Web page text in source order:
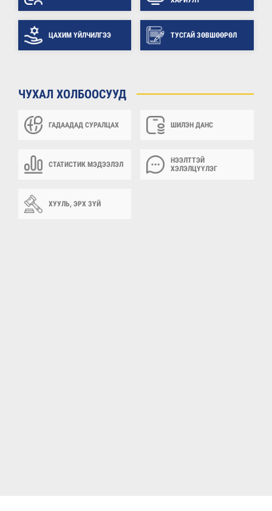
ЦАХИМ ҮЙЛЧИЛГЭЭ ТУСГАЙ ЗӨВШӨӨРӨЛ
ЧУХАЛ ХОЛБООСУУД
ГАДААДАД СУРАЛЦАХ ШИЛЭН ДАНС
СТАТИСТИК МЭДЭЭЛЭЛ
НЭЭЛТТЭЙ
ХЭЛЭЛЦҮҮЛЭГ
ХУУЛЬ, ЭРХ ЗҮЙ